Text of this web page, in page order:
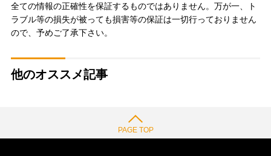
全ての情報の正確性を保証するものではありません。万が一、ト
ラブル等の損失が被っても損害等の保証は一切行っておりません
ので、予めご了承下さい。
他のオススメ記事
PAGE TOP